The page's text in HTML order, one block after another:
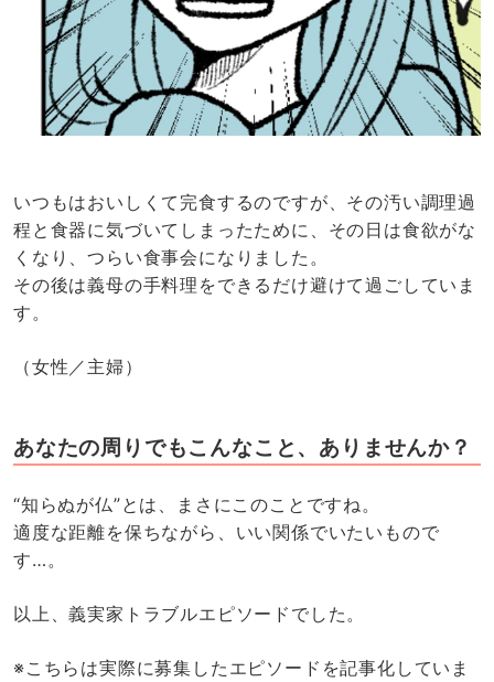
いつもはおいしくて完食するのですが、その汚い調理過
程と食器に気づいてしまったために、その日は食欲がな
くなり、つらい食事会になりました。
その後は義母の手料理をできるだけ避けて過ごしていま
す。
（女性／主婦）
あなたの周りでもこんなこと、ありませんか？
“知らぬが仏”とは、まさにこのことですね。
適度な距離を保ちながら、いい関係でいたいもので
す…。
以上、義実家トラブルエピソードでした。
※こちらは実際に募集したエピソードを記事化していま